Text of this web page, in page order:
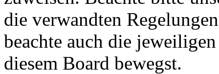
die verwandten
beachte auch die
diesem Board bewegst.